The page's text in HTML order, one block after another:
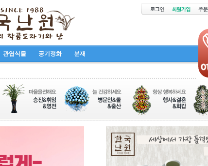
관엽식물 공기정화 분재